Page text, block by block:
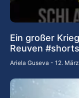
Ein großer
Reuven
Ariela Guseva 12.